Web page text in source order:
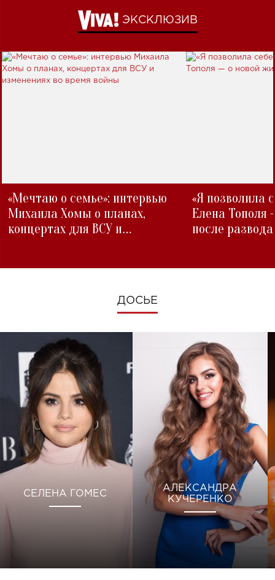
ЭКСКЛЮЗИВ
«Мечтаю о семье»: интервью
Михаила Хомы о планах,
концертах для ВСУ и
«Я позволила
Елена Тополя
после развода
ДОСЬЕ
СЕЛЕНА ГОМЕС
АЛЕКСАНДРА
КУЧЕРЕНКО